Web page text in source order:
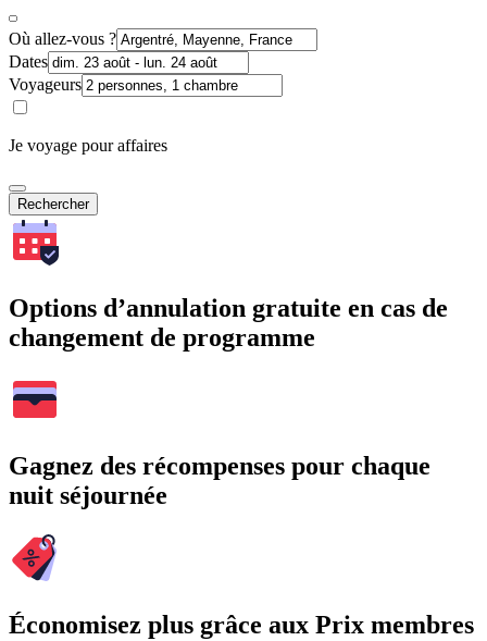
Où allez-vous ?
Dates
Voyageurs
Je voyage pour affaires
Rechercher
Options d’annulation gratuite en cas de
changement de programme
Gagnez des récompenses pour chaque
nuit séjournée
Économisez plus grâce aux Prix membres